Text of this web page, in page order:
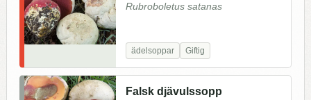
Rubroboletus satanas
ädelsoppar Giftig
Falsk djävulssopp